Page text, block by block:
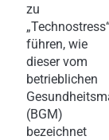
zu
führen, wie
dieser vom
betrieblichen
(BGM)
bezeichnet